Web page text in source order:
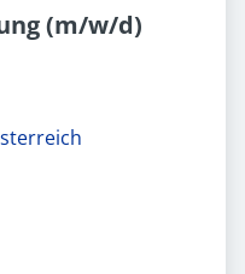
(m/w/d)